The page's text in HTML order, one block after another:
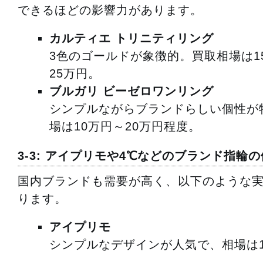
できるほどの影響力があります。
カルティエ トリニティリング
3色のゴールドが象徴的。買取相場は
25万円。
ブルガリ ビーゼロワンリング
シンプルながらブランドらしい個性が
場は10万円～20万円程度。
3-3: アイプリモや4℃などのブランド指輪の
国内ブランドも需要が高く、以下のような
ります。
アイプリモ
シンプルなデザインが人気で、相場は